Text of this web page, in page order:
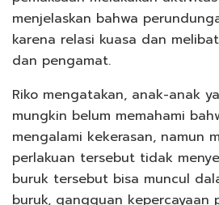
menjelaskan bahwa
karena relasi kuasa dan
dan pengamat.
Riko mengatakan, anak-anak
mungkin belum memahami
mengalami kekerasan, namun
perlakuan tersebut tidak
buruk tersebut bisa muncul
buruk, gangguan kepercayaan